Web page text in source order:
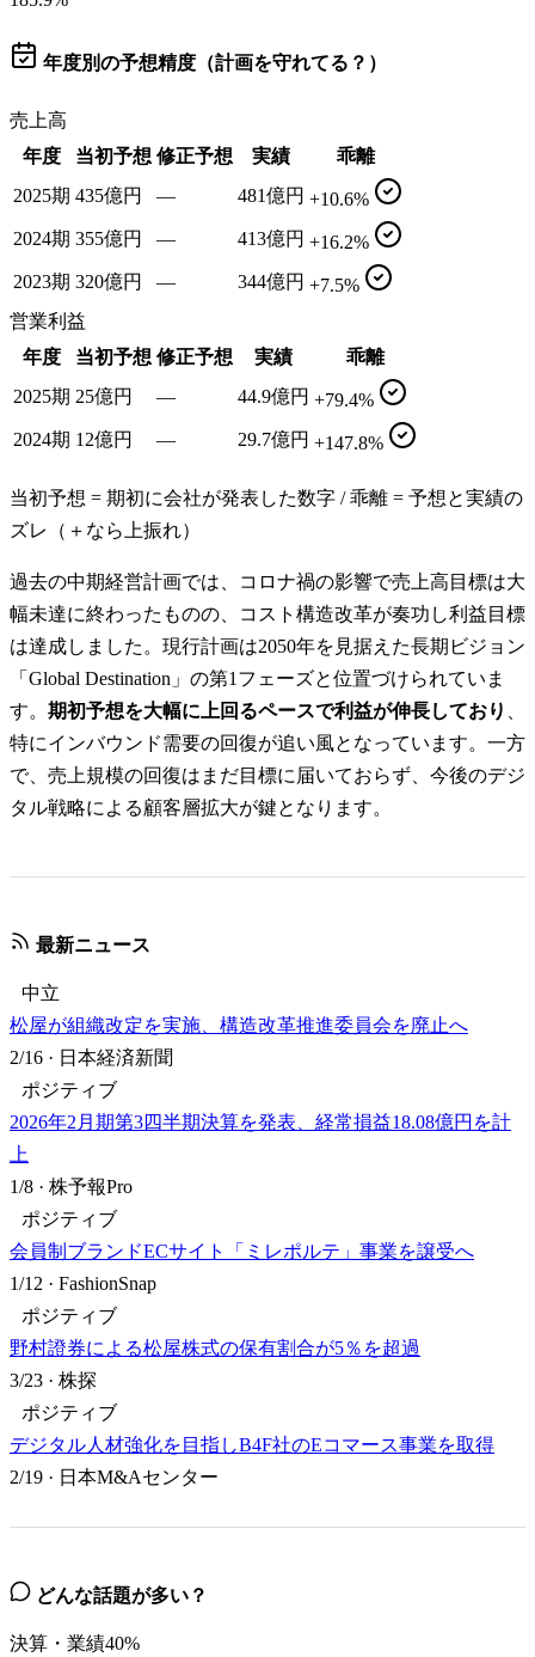
年度別の予想精度（計画を守れてる？）
売上高
年度
当初予想 修正予想 実績
乖離
2025期 435億円 — 481億円 +10.6%
2024期 355億円 — 413億円 +16.2%
2023期 320億円 — 344億円 +7.5%
営業利益
年度
当初予想 修正予想 実績
乖離
2025期 25億円 — 44.9億円 +79.4%
2024期 12億円 — 29.7億円 +147.8%
当初予想 = 期初に会社が発表した数字 / 乖離 = 予想と実績の
ズレ（＋なら上振れ）
過去の中期経営計画では、コロナ禍の影響で売上高目標は大
幅未達に終わったものの、コスト構造改革が奏功し利益目標
は達成しました。現行計画は2050年を見据えた長期ビジョン
「Global Destination」の第1フェーズと位置づけられていま
す。 期初予想を大幅に上回るペースで利益が伸長しており
特にインバウンド需要の回復が追い風となっています。一方
で、売上規模の回復はまだ目標に届いておらず、今後のデジ
タル戦略による顧客層拡大が鍵となります。
最新ニュース
中立
松屋が組織改定を実施、構造改革推進委員会を廃止へ
2/16 · 日本経済新聞
ポジティブ
2026年2月期第3四半期決算を発表、経常損益18.08億円を計
上
1/8 · 株予報Pro
ポジティブ
会員制ブランドECサイト「ミレポルテ」事業を譲受へ
1/12 · FashionSnap
ポジティブ
野村證券による松屋株式の保有割合が5％を超過
3/23 · 株探
ポジティブ
デジタル人材強化を目指しB4F社のEコマース事業を取得
2/19 · 日本M&Aセンター
どんな話題が多い？
決算・業績40%